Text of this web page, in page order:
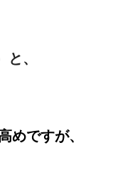
、
めですが、